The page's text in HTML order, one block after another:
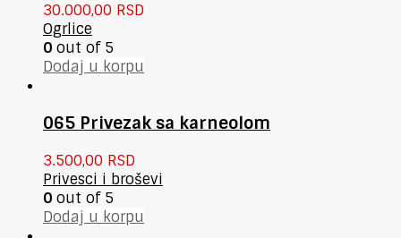
30.000,00 RSD
Ogrlice
0 out of 5
Dodaj u korpu
065 Privezak sa karneolom
3.500,00 RSD
Privesci i broševi
0 out of 5
Dodaj u korpu